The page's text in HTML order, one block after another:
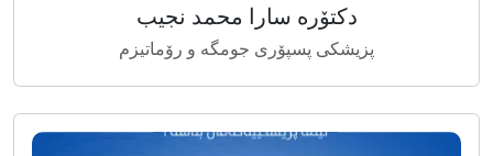
دکتۆرە سارا محمد نجیب
پزیشکی پسپۆری جومگە و رۆماتیزم